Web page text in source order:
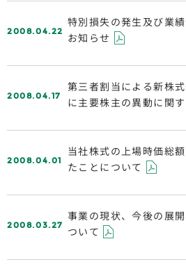
2008.04.22 特別損失の発生及び業
お知らせ
2008.04.17 第三者割当による新株
に主要株主の異動に関
2008.04.01 当社株式の上場時価総
たことについて
2008.03.27 事業の現状、今後の展
ついて